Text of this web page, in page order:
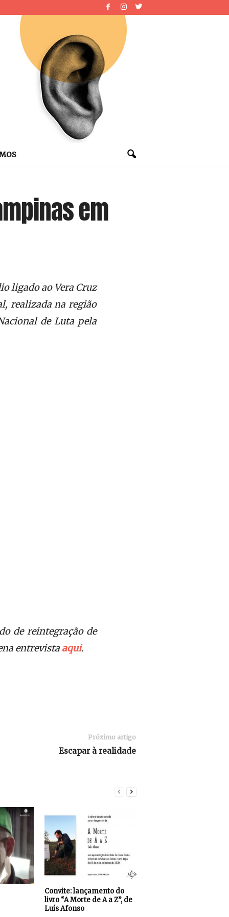
em
ligado ao Vera Cruz
realizada na região
de Luta pela
de reintegração de
entrevista aqui.
Próximo artigo
Escapar à realidade
Convite: lançamento do
livro “A Morte de A a Z”, de
Luís Afonso